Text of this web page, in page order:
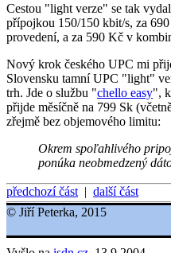
Cestou "light verze" se tak
přípojkou 150/150 kbit/s, za
provedení, a za 590 Kč v
Nový krok českého UPC mi
Slovensku tamní UPC "light"
trh. Jde o službu "chello easy",
přijde měsíčně na 799 Sk
zřejmě bez objemového limitu:
Okrem spoľahlivého
ponúka neobmedzený
předchozí část | další část
© Jiří Peterka, 2015